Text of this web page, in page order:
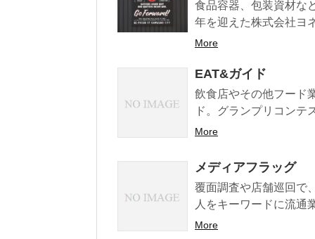
食品容器、包装資材な
年を迎えた株式会社ヨ
More
EAT&ガイド
飲食店やその他フード
ド。グランプリコンテ
More
メディアフラッグ
覆面調査や店舗巡回で
人をキーワードに流通
More